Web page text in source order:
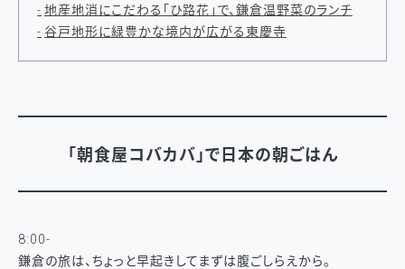
地産地消にこだわる「ひ路花」で、鎌倉温野菜のランチ
谷戸地形に緑豊かな境内が広がる東慶寺
「朝食屋コバカバ」で日本の朝ごはん
8:00-
鎌倉の旅は、ちょっと早起きしてまずは腹ごしらえから。